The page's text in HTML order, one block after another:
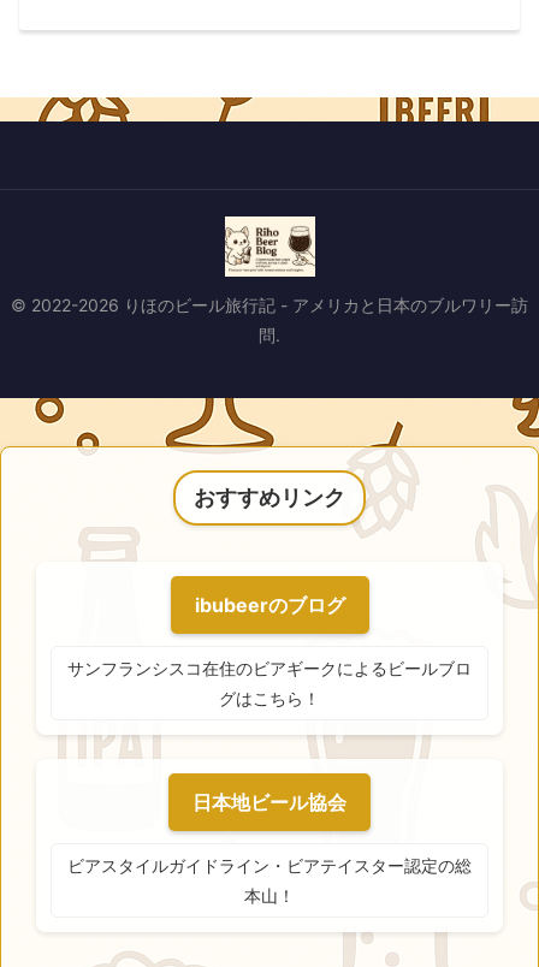
© 2022-2026 りほのビール旅行記 - アメリカと日本のブルワリー訪
問.
おすすめリンク
ibubeerのブログ
サンフランシスコ在住のビアギークによるビールブロ
グはこちら！
日本地ビール協会
ビアスタイルガイドライン・ビアテイスター認定の総
本山！